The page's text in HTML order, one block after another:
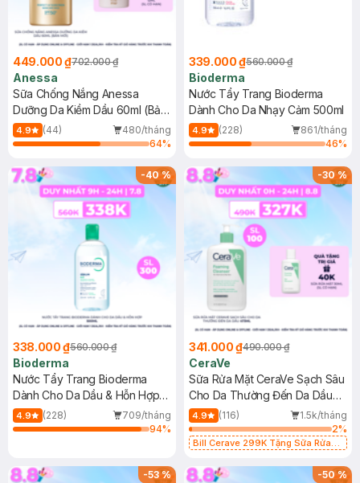
449.000 ₫702.000 ₫
Anessa
Sữa Chống Nắng Anessa
Dưỡng Da Kiềm Dầu 60ml (Bản
Mới)
4.9 (44)
480/tháng
64%
339.000 ₫560.000 ₫
Bioderma
Nước Tẩy Trang Bioderma
Dành Cho Da Nhạy Cảm 500ml
4.9 (228)
861/tháng
46%
-40%
338.000 ₫560.000 ₫
Bioderma
Nước Tẩy Trang Bioderma
Dành Cho Da Dầu & Hỗn Hợp
500ml
4.9 (228)
709/tháng
94%
-30%
341.000 ₫490.000 ₫
CeraVe
Sữa Rửa Mặt CeraVe Sạch Sâu
Cho Da Thường Đến Da Dầu
473ml
4.9 (116)
1.5k/tháng
2%
Bill Cerave 299K Tặng Sữa Rửa
-53% -50%